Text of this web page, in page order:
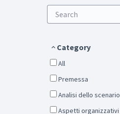
Category
All
Premessa
Analisi dello scenario
Aspetti organizzativi